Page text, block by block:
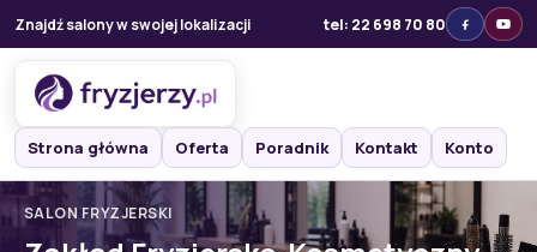
Znajdź salony w swojej lokalizacji tel: 22 698 70 80
Strona główna Oferta Poradnik Kontakt Konto
SALON FRYZJERSKI